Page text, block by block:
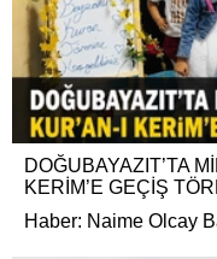
DOĞUBAYAZIT’TA
KERİM’E GEÇİŞ
Haber: Naime Olcay